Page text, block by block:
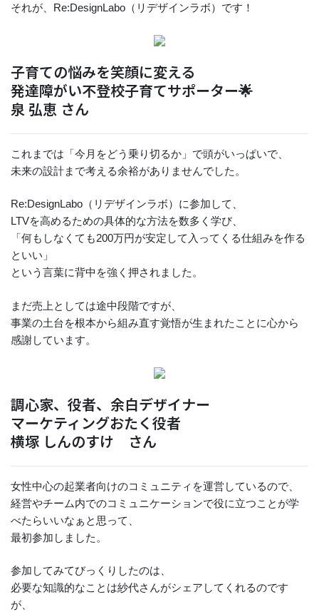
それが、Re:DesignLabo（リデザインラボ）です！
子育ての悩みを笑顔に変える
発達障がい不登校子育てサポーター🌟
泉 弘恵 さん
これまでは「今月をどう乗り切るか」で頭がいっぱいで、
未来の設計まで考える余裕がありませんでした。
Re:DesignLabo（リデザインラボ）に参加して、
LTVを高めるための具体的な方法を数多く学び、
「何もしなくても200万円が安定して入ってくる仕組みを作る
といい」
という言葉に背中を強く押されました。
まだ売上としては途中段階ですが、
事業の土台を根本から組み直す覚悟が生まれたことに心から
感謝しています。
調心家、役者、余白デザイナー
マーケティングおたく役者
横塚 しんのすけ さん
女性中心の起業者向けのコミュニティを運営しているので、
経営やチーム内でのコミュニケーションで役に立つことが学
べたらいいなぁと思って、
最初参加しました。
参加してみてびっくりしたのは、
必要な知識的なことは紗代さんがシェアしてくれるのです
が、